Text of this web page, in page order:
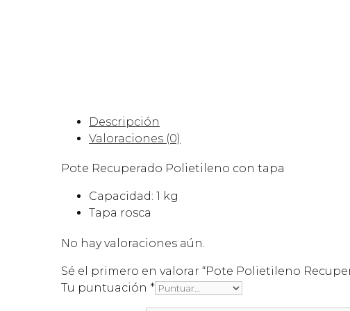
Descripción
Valoraciones (0)
Pote Recuperado Polietileno con tapa
Capacidad: 1 kg
Tapa rosca
No hay valoraciones aún.
Sé el primero en valorar “Pote Polietileno
Tu puntuación *